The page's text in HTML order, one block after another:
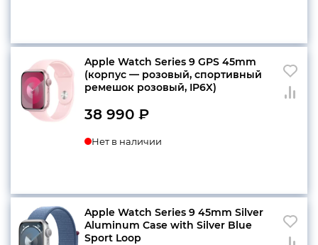
Apple Watch Series 9 GPS 45mm
(корпус — розовый, спортивный
ремешок розовый, IP6X)
38 990 ₽
Нет в наличии
Apple Watch Series 9 45mm Silver
Aluminum Case with Silver Blue
Sport Loop
+7 812 318-40-14
выходных)